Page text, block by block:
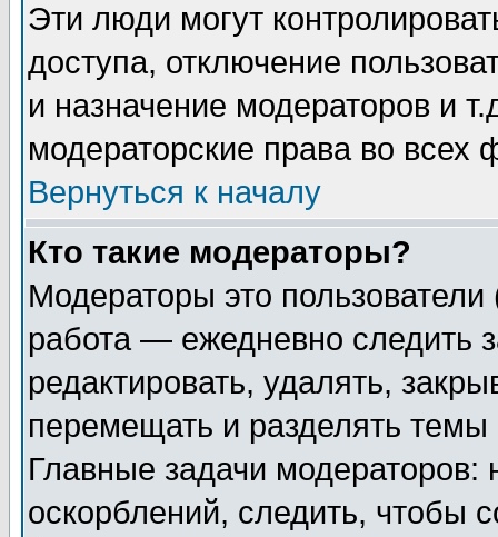
Эти люди могут
доступа, отключение
и назначение модераторов и
модераторские права во всех
Вернуться к началу
Кто такие модераторы?
Модераторы это
работа — ежедневно следить
редактировать, удалять,
перемещать и разделять
Главные задачи
оскорблений, следить, чтобы